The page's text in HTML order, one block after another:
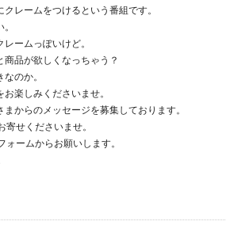
レームをつけるという番組です。
ームっぽいけど。
品が欲しくなっちゃう？
のか。
楽しみくださいませ。
からのメッセージを募集しております。
せくださいませ。
ームからお願いします。